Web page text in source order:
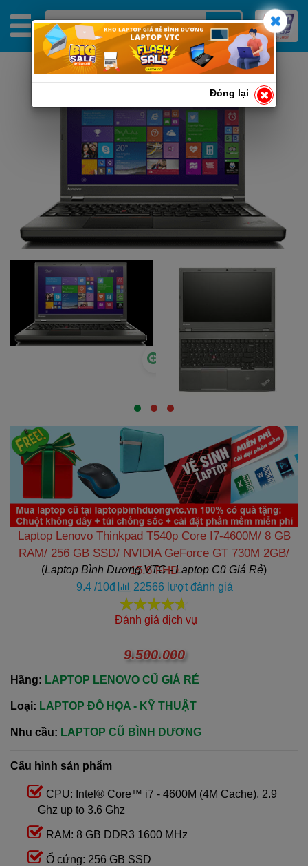
Laptop Lenovo Thinkpad T540p Core I7-4600M/ 8 GB
RAM/ 256 GB SSD/ NVIDIA GeForce GT 730M 2GB/
15.6 FHD
(Laptop Bình Dương VTC - Laptop Cũ Giá Rẻ)
9.4/10đ 22566 lượt đánh giá
Đánh giá dịch vụ
9.500.000
Hãng: LAPTOP LENOVO CŨ GIÁ RẺ
Loại: LAPTOP ĐỒ HỌA - KỸ THUẬT
Nhu cầu: LAPTOP CŨ BÌNH DƯƠNG
Cấu hình sản phẩm
CPU: Intel® Core™ i7 - 4600M (4M Cache), 2.9
Ghz up to 3.6 Ghz
RAM: 8 GB DDR3 1600 MHz
Ổ cứng: 256 GB SSD
Đóng lại